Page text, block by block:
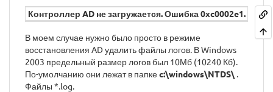
Контроллер AD не загружается. Ошибка 0xc0002e1. При
В моем случае нужно было просто в режиме
восстановления AD удалить файлы логов. В Windows
2003 предельный размер логов был 10Мб (10240 Кб).
По-умолчанию они лежат в папкеc:\windows\NTDS\ .
Файлы *.log.